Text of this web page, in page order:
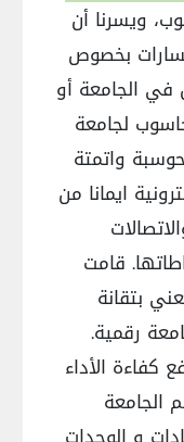
ويسرنا أن
بخصوص
في الجامعة أو
لجامعة
واتمتة
ايمانا من
قامت
بتقانة
رقمية.
كفاءة الأداء
الجامعة